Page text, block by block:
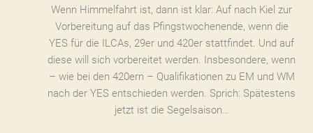
Wenn Himmelfahrt ist, dann ist klar: Auf nach Kiel zur
Vorbereitung auf das Pfingstwochenende, wenn die
YES für die ILCAs, 29er und 420er stattfindet. Und auf
diese will sich vorbereitet werden. Insbesondere, wenn
– wie bei den 420ern – Qualifikationen zu EM und WM
nach der YES entschieden werden. Sprich: Spätestens
jetzt ist die Segelsaison…